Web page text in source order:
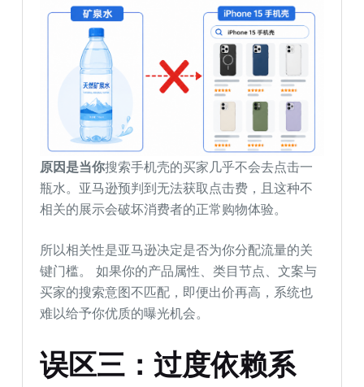
原因 是当你搜索手机壳的买家几乎不会去点击一
瓶水。亚马逊预判到无法获取点击费，且这种不
相关的展示会破坏消费者的正常购物体验。
所以相关性是亚马逊决定是否为你分配流量的关
键门槛。 如果你的产品属性、类目节点、文案与
买家的搜索意图不匹配，即便出价再高，系统也
难以给予你优质的曝光机会。
误区三 ：过度依赖系